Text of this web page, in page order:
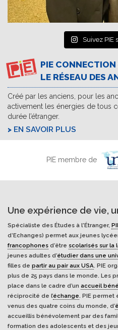
Suivez PIE
PIE CONNECTION
LE RÉSEAU DES
Créé par les anciens, pour les
activement les énergies de tous
durée l’étranger.
EN SAVOIR PLUS
PIE membre de
Une expérience de vie,
Spécialiste des Études à l'Étranger,
d’Echanges) permet aux jeunes
francophones d’être scolarisés sur la
jeunes adultes d’étudier dans une
filles de partir au pair aux USA. PIE
plus de 25 pays dans le monde. Les
place dans le cadre d’un accueil
réciprocité de l’échange. PIE permet
venus des quatre coins du monde, d’
accueillis bénévolement par des
formation des adolescents et des